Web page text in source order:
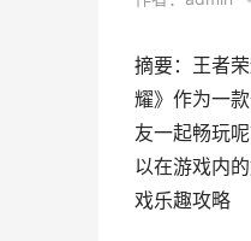
摘要：王者
耀》作为一
友一起畅玩
以在游戏内
戏乐趣攻略